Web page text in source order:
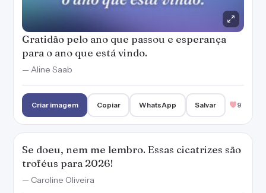
Gratidão pelo ano que passou e esperança
para o ano que está vindo.
— Aline Saab
Criar imagem Copiar WhatsApp Salvar 9
Se doeu, nem me lembro. Essas cicatrizes são
troféus para 2026!
— Caroline Oliveira